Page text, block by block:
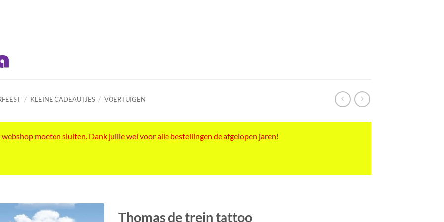
/ KLEINE CADEAUTJES / VOERTUIGEN
moeten sluiten. Dank jullie wel voor alle bestellingen de afgelopen jaren!
Thomas de trein tattoo